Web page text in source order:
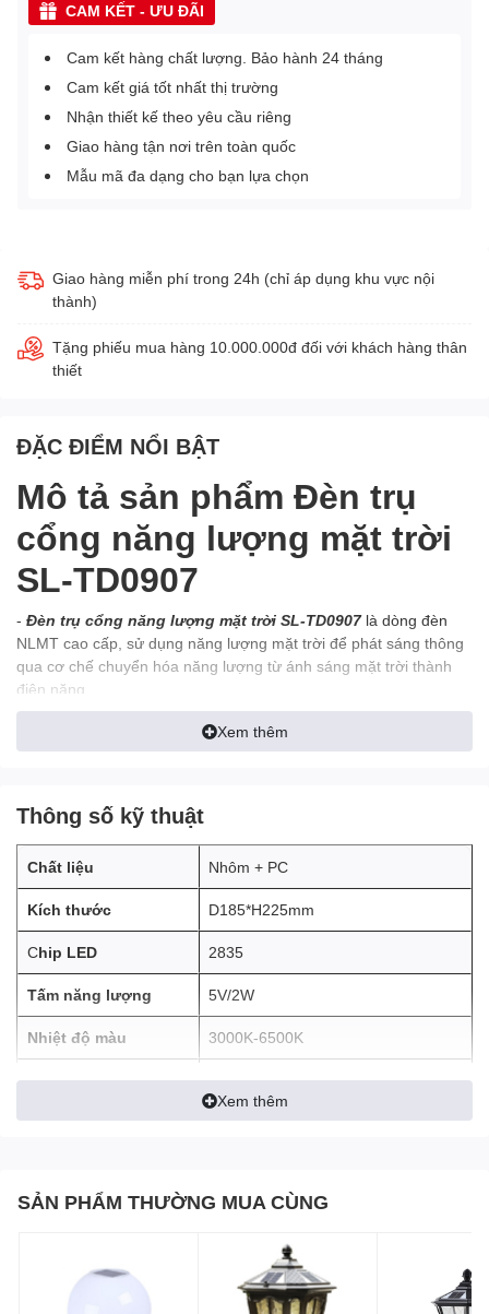
CAM KẾT - ƯU ĐÃI
Cam kết hàng chất lượng. Bảo hành 24 tháng
Cam kết giá tốt nhất thị trường
Nhận thiết kế theo yêu cầu riêng
Giao hàng tận nơi trên toàn quốc
Mẫu mã đa dạng cho bạn lựa chọn
Giao hàng miễn phí trong 24h (chỉ áp dụng khu vực nội
thành)
Tặng phiếu mua hàng 10.000.000đ đối với khách hàng thân
thiết
ĐẶC ĐIỂM NỔI BẬT
Mô tả sản phẩm Đèn trụ
cổng năng lượng mặt trời
SL-TD0907
- Đèn trụ cổng năng lượng mặt trời SL-TD0907là dòng đèn
NLMT cao cấp, sử dụng năng lượng mặt trời để phát sáng thông
qua cơ chế chuyển hóa năng lượng từ ánh sáng mặt trời thành
điện năng.
Xem thêm
Thông số kỹ thuật
Chất liệu Nhôm + PC
Kích thước D185*H225mm
Chip LED 2835
Tấm năng lượng 5V/2W
Nhiệt độ màu 3000K-6500K
CRI >80
Pin Lithium 3.2V/3000mAh
Xem thêm
SẢN PHẨM THƯỜNG MUA CÙNG